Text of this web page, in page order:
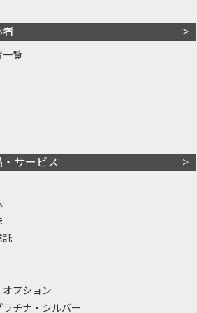
一覧
サービス
託
プション
ラチナ・シルバー